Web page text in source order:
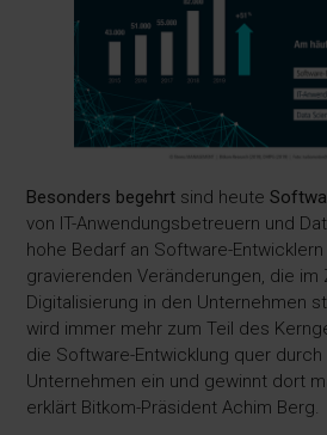
Besonders begehrt sind heute
von IT-Anwendungsbetreuern und
hohe Bedarf an Software-
gravierenden Veränderungen, die im
Digitalisierung in den Unternehmen
wird immer mehr zum Teil des
die Software-Entwicklung quer durch
Unternehmen ein und gewinnt dort
erklärt Bitkom-Präsident Achim Berg.